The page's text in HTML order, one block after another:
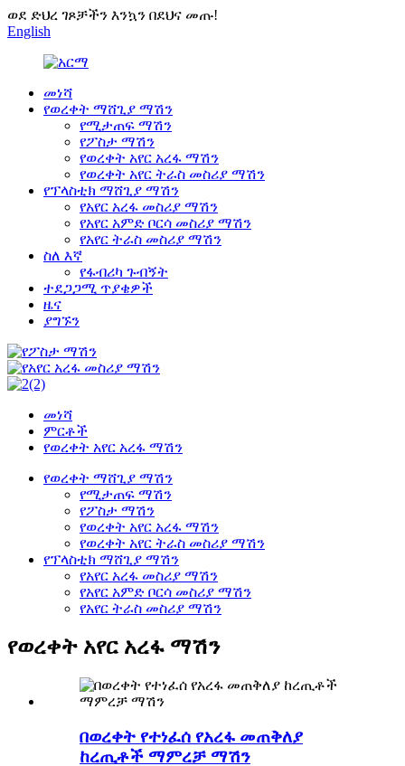
ወደ ድህረ ገጾቻችን እንኳን በደህና መጡ!
English
መነሻ
የወረቀት ማሸጊያ ማሽን
የሚታጠፍ ማሽን
የፖስታ ማሽን
የወረቀት አየር አረፋ ማሽን
የወረቀት አየር ትራስ መስሪያ ማሽን
የፕላስቲክ ማሸጊያ ማሽን
የአየር አረፋ መስሪያ ማሽን
የአየር አምድ ቦርሳ መስሪያ ማሽን
የአየር ትራስ መስሪያ ማሽን
ስለ እኛ
የፋብሪካ ጉብኝት
ተደጋጋሚ ጥያቄዎች
ዜና
ያግኙን
መነሻ
ምርቶች
የወረቀት አየር አረፋ ማሽን
የወረቀት ማሸጊያ ማሽን
የሚታጠፍ ማሽን
የፖስታ ማሽን
የወረቀት አየር አረፋ ማሽን
የወረቀት አየር ትራስ መስሪያ ማሽን
የፕላስቲክ ማሸጊያ ማሽን
የአየር አረፋ መስሪያ ማሽን
የአየር አምድ ቦርሳ መስሪያ ማሽን
የአየር ትራስ መስሪያ ማሽን
የወረቀት አየር አረፋ ማሽን
በወረቀት የተነፈሰ የአረፋ መጠቅለያ
ከረጢቶች ማምረቻ ማሽን